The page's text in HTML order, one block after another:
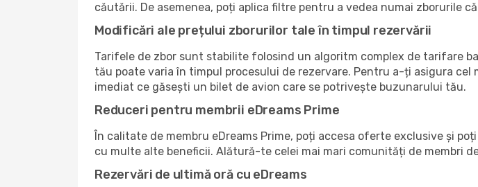
căutării. De asemenea, poți aplica filtre pentru a vedea numai zborurile
Modificări ale prețului zborurilor tale în timpul rezervării
Tarifele de zbor sunt stabilite folosind un algoritm complex de tarifare
tău poate varia în timpul procesului de rezervare. Pentru a-ți asigura
imediat ce găsești un bilet de avion care se potrivește buzunarului tău.
Reduceri pentru membrii eDreams Prime
În calitate de membru eDreams Prime, poți accesa oferte exclusive și
cu multe alte beneficii. Alătură-te celei mai mari comunități de membri
Rezervări de ultimă oră cu eDreams